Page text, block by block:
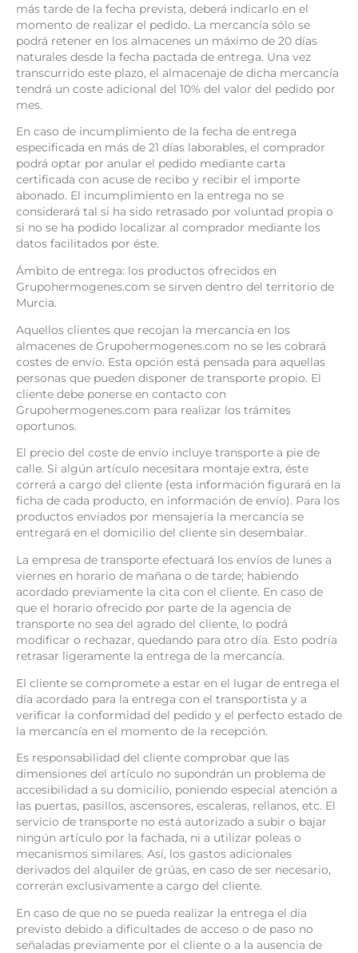
más tarde de la fecha prevista, deberá indicarlo en el
momento de realizar el pedido. La mercancía sólo se
podrá retener en los almacenes un máximo de 20 días
naturales desde la fecha pactada de entrega. Una vez
transcurrido este plazo, el almacenaje de dicha mercancía
tendrá un coste adicional del 10% del valor del pedido por
mes.
En caso de incumplimiento de la fecha de entrega
especificada en más de 21 días laborables, el comprador
podrá optar por anular el pedido mediante carta
certificada con acuse de recibo y recibir el importe
abonado. El incumplimiento en la entrega no se
considerará tal si ha sido retrasado por voluntad propia o
si no se ha podido localizar al comprador mediante los
datos facilitados por éste.
Ámbito de entrega: los productos ofrecidos en
Grupohermogenes.com se sirven dentro del territorio de
Murcia.
Aquellos clientes que recojan la mercancía en los
almacenes de Grupohermogenes.com no se les cobrará
costes de envío. Esta opción está pensada para aquellas
personas que pueden disponer de transporte propio. El
cliente debe ponerse en contacto con
Grupohermogenes.com para realizar los trámites
oportunos.
El precio del coste de envío incluye transporte a pie de
calle. Si algún artículo necesitara montaje extra, éste
correrá a cargo del cliente (esta información figurará en la
ficha de cada producto, en información de envío). Para los
productos enviados por mensajería la mercancía se
entregará en el domicilio del cliente sin desembalar.
La empresa de transporte efectuará los envíos de lunes a
viernes en horario de mañana o de tarde; habiendo
acordado previamente la cita con el cliente. En caso de
que el horario ofrecido por parte de la agencia de
transporte no sea del agrado del cliente, lo podrá
modificar o rechazar, quedando para otro día. Esto podría
retrasar ligeramente la entrega de la mercancía.
El cliente se compromete a estar en el lugar de entrega el
día acordado para la entrega con el transportista y a
verificar la conformidad del pedido y el perfecto estado de
la mercancía en el momento de la recepción.
Es responsabilidad del cliente comprobar que las
dimensiones del artículo no supondrán un problema de
accesibilidad a su domicilio, poniendo especial atención a
las puertas, pasillos, ascensores, escaleras, rellanos, etc. El
servicio de transporte no está autorizado a subir o bajar
ningún artículo por la fachada, ni a utilizar poleas o
mecanismos similares. Así, los gastos adicionales
derivados del alquiler de grúas, en caso de ser necesario,
correrán exclusivamente a cargo del cliente.
En caso de que no se pueda realizar la entrega el día
previsto debido a dificultades de acceso o de paso no
señaladas previamente por el cliente o a la ausencia de